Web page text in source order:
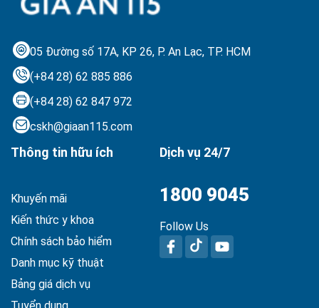
05 Đường số 17A, KP 26, P. An Lạc, TP. HCM
(+84 28) 62 885 886
(+84 28) 62 847 972
cskh@giaan115.com
Thông tin hữu ích
Khuyến mãi
Kiến thức y khoa
Chính sách bảo hiểm
Danh mục kỹ thuật
Bảng giá dịch vụ
Dịch vụ 24/7
1800 9045
Follow Us